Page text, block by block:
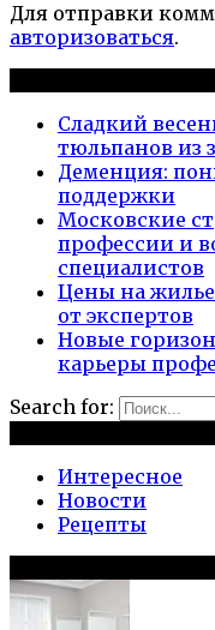
Для отправки
авторизоваться.
Сладкий
тюльпанов из
Деменция:
поддержки
Московские
профессии и
специалистов
Цены на
от экспертов
Новые
карьеры
Search for:
Интересное
Новости
Рецепты